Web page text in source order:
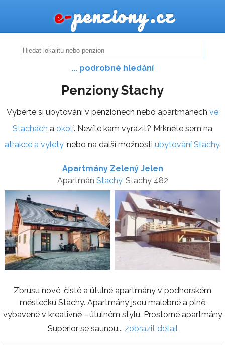
e-penziony.cz
... podrobné hledání
Penziony Stachy
Vyberte si ubytování v penzionech nebo apartmánech ve
Stachách a okolí. Nevíte kam vyrazit? Mrkněte sem na
atrakce a výlety, nebo na další možnosti ubytování Stachy.
Apartmány Zelený Jelen
Apartmán Stachy, Stachy 482
Zbrusu nové, čisté a útulné apartmány v podhorském
městečku Stachy. Apartmány jsou malebné a plně
vybavené v kreativně - útulném stylu. Prostorné apartmány
Superior se saunou... zobrazit detail